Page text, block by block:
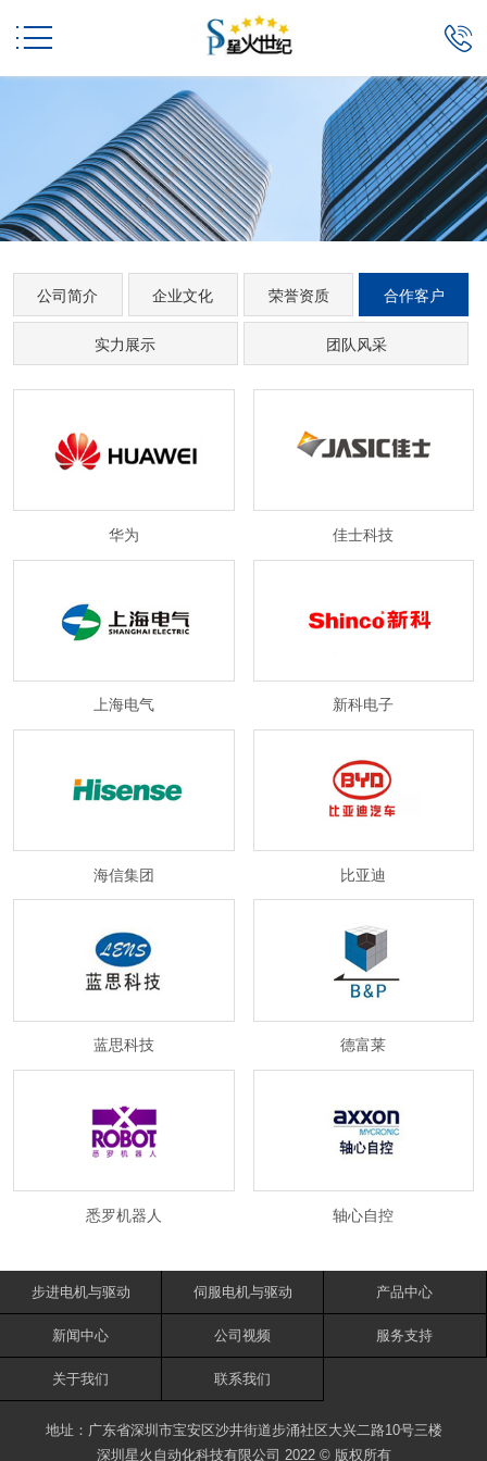
 
公司简介 企业文化 荣誉资质 合作客户
实力展示 团队风采
华为 佳士科技
上海电气 新科电子
海信集团 比亚迪
蓝思科技 德富莱
悉罗机器人 轴心自控
步进电机与驱动 伺服电机与驱动 产品中心
新闻中心 公司视频 服务支持
关于我们 联系我们
地址：广东省深圳市宝安区沙井街道步涌社区大兴二路10号三楼
深圳星火自动化科技有限公司 2022 © 版权所有